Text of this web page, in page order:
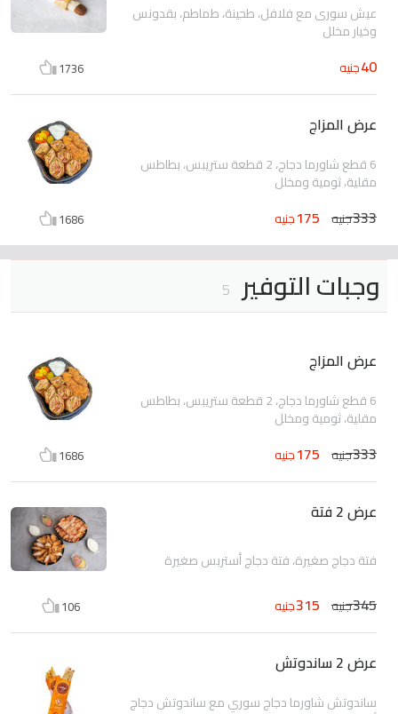
عيش سورى مع فلافل، طحينة، طماطم، بقدونس
وخيار مخلل
40جنيه 1736
عرض المزاج
6 قطع شاورما دجاج، 2 قطعة ستريبس، بطاطس
مقلية، ثومية ومخلل
333جنيه 175جنيه 1686
وجبات التوفير 5
عرض المزاج
6 قطع شاورما دجاج، 2 قطعة ستريبس، بطاطس
مقلية، ثومية ومخلل
333جنيه 175جنيه 1686
عرض 2 فتة
فتة دجاج صغيرة، فتة دجاج أستربس صغيرة
345جنيه 315جنيه 106
عرض 2 ساندوتش
ساندوتش شاورما دجاج سوري مع ساندوتش دجاج